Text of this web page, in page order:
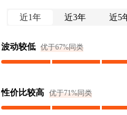
近1年 近3年 近5
波动较低 优于67%同类
性价比较高 优于71%同类